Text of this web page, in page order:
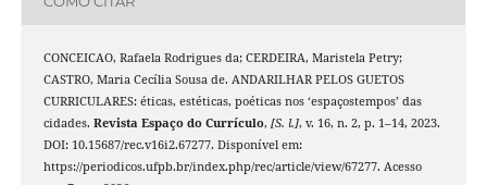
CONCEICAO, Rafaela Rodrigues da; CERDEIRA, Maristela Petry;
CASTRO, Maria Cecília Sousa de. ANDARILHAR PELOS GUETOS
CURRICULARES: éticas, estéticas, poéticas nos ‘espaçostempos’ das
cidades. Revista Espaço do Currículo, [S. l.], v. 16, n. 2, p. 1–14, 2023.
DOI: 10.15687/rec.v16i2.67277. Disponível em:
https://periodicos.ufpb.br/index.php/rec/article/view/67277. Acesso